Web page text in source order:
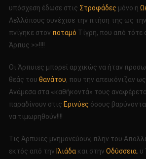
υπόσχεση έδωσε στις Στροφάδες μόνο η
Αελλόπους συνέχισε την πτήση της ως την
πνίγηκε στον ποταμό Τίγρη, που από τότε
Άρπυς >>!!!!
Οι Άρπυιες μπορεί αρχικώς να ήταν
θεάς του θανάτου, που την απεικόνιζαν ως
Ανάμεσα στα «καθήκοντά» τους
παραδίνουν στις Ερινύες όσους
να τιμωρηθούν!!!!
Τις Άρπυιες μνημονεύουν, πλην του
εκτός από την Ιλιάδακαι στην Οδύσσεια, υ